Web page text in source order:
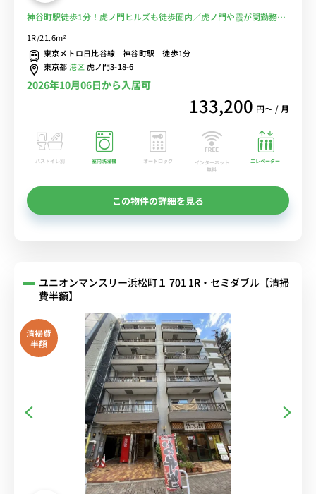
神谷町駅徒歩1分！虎ノ門ヒルズも徒歩圏内／虎ノ門や霞が関勤務に
1R/21.6m²
東京メトロ日比谷線 神谷町駅 徒歩1分
東京都港区 虎ノ門3-18-6
2026年10月06日から入居可
133,200 円〜 / 月
バストイレ別 室内洗濯機 オートロック
インターネット
無料
エレベーター
この物件の詳細を見る
ユニオンマンスリー浜松町１ 701 1R・セミダブル【清掃
費半額】
清掃費
半額